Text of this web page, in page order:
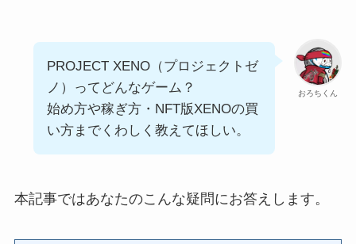
おろちくん
PROJECT XENO（プロジェクトゼ
ノ）ってどんなゲーム？
始め方や稼ぎ方・NFT版XENOの買
い方までくわしく教えてほしい。
本記事ではあなたのこんな疑問にお答えします。